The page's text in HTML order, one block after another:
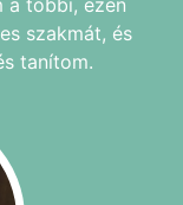
szakmát, és
tanítom.